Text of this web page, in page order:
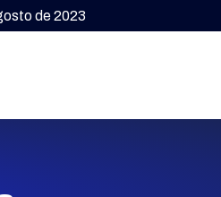
de 2023